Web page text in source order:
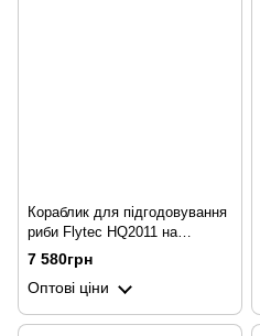
Кораблик для підгодовування
риби Flytec HQ2011 на
радіокеруванні, чорна
годівниця
7 580грн
Оптові ціни